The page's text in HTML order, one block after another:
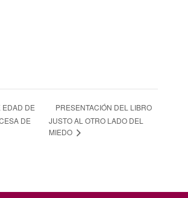
EDAD DE
DE
PRESENTACIÓN DEL LIBRO
JUSTO AL OTRO LADO DEL
MIEDO